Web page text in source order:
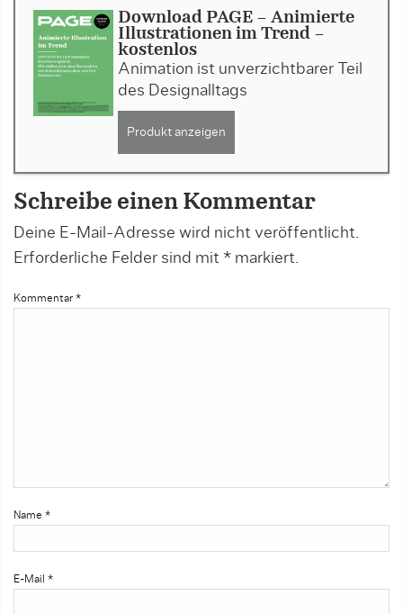
Download PAGE - Animierte
Illustrationen im Trend -
kostenlos
Animation ist unverzichtbarer Teil
des Designalltags
Produkt anzeigen
Schreibe einen Kommentar
Deine E-Mail-Adresse wird nicht veröffentlicht.
Erforderliche Felder sind mit * markiert.
Kommentar *
Name *
E-Mail *